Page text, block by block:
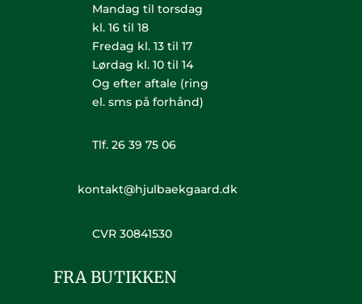
Mandag til torsdag
kl. 16 til 18
Fredag kl. 13 til 17
Lørdag kl. 10 til 14
Og efter aftale (ring
el. sms på forhånd)
Tlf. 26 39 75 06
kontakt@hjulbaekgaard.dk
CVR 30841530
FRA BUTIKKEN